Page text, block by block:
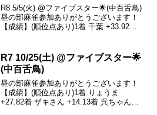
R8 5/5(火) @ファイブスター🌟(中百舌鳥)
昼の部麻雀参加ありがとうございます！
【成績】(順位点あり)1着 千葉 +33.92着
で...
R7 10/25(土) @ファイブスター🌟
(中百舌鳥)
昼の部麻雀参加ありがとうございます！
【成績】(順位点あり)1着 りょうま
+27.82着 ザキさん +14.13着 呉ちゃん